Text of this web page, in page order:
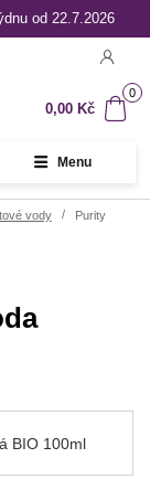
od 22.7.2026
Menu
0
0,00 Kč
vody
Purity